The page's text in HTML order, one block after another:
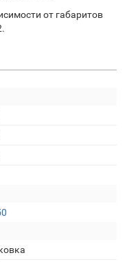
от габаритов